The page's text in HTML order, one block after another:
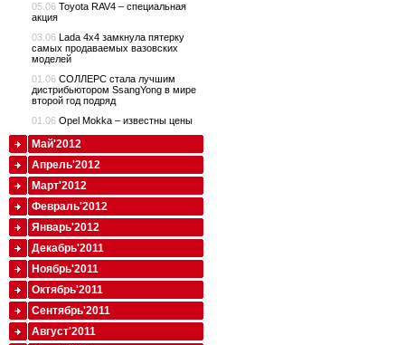
05.06 Toyota RAV4 – специальная
акция
03.06 Lada 4x4 замкнула пятерку
самых продаваемых вазовских
моделей
01.06 СОЛЛЕРС стала лучшим
дистрибьютором SsangYong в мире
второй год подряд
01.06 Opel Mokka – известны цены
Май'2012
Апрель'2012
Март'2012
Февраль'2012
Январь'2012
Декабрь'2011
Ноябрь'2011
Октябрь'2011
Сентябрь'2011
Август'2011